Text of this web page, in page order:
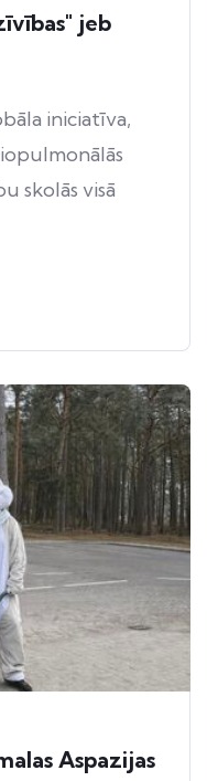
jeb
iniciatīva,
skolās visā
Aspazijas